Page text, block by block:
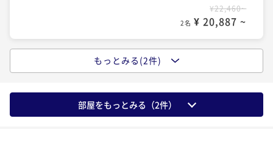
¥22,460~
2名 ¥ 20,887 ~
【ベストレート】時間を気にせず観光と温泉を堪能！
朝は北海道の幸を愉しむ／朝食付き
現地決済可 事前決済可
IN 15:00 - 22:00 OUT10:00
もっとみる(2件)
部屋をもっとみる（2件）